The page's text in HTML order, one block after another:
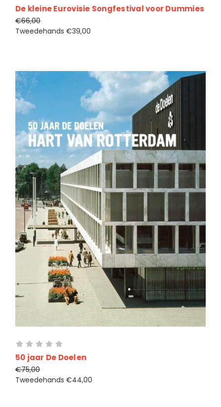
De kleine Eurovisie Songfestival voor Dummies
€66,00
Tweedehands €39,00
50 jaar De Doelen
€75,00
Tweedehands €44,00